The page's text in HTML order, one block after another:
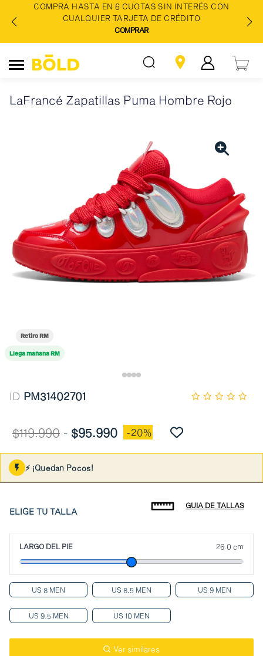
COMPRA HASTA EN 6 CUOTAS SIN INTERÉS CON
CUALQUIER TARJETA DE CRÉDITO
COMPRAR
LaFrancé Zapatillas Puma Hombre Rojo
Retiro RM
Llega mañana RM
ID PM31402701
$119.990 - $95.990 -20%
⚡ ¡Quedan Pocos!
ELIGE TU TALLA
GUIA DE TALLAS
LARGO DEL PIE 26.0 cm
US 8 MEN US 8.5 MEN US 9 MEN
US 9.5 MEN US 10 MEN
Ver similares